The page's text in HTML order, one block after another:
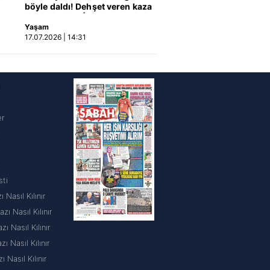
böyle daldı! Dehşet veren kaza
Yaşam
17.07.2026 | 14:31
Nasıl Kılınır
Nasıl Kılınır
Nasıl Kılınır
Nasıl Kılınır
Nasıl Kılınır